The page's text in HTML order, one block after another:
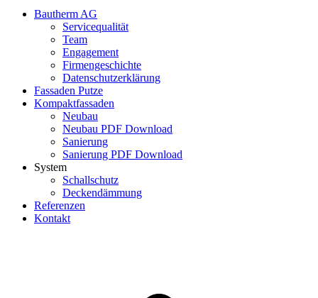
Bautherm AG
Servicequalität
Team
Engagement
Firmengeschichte
Datenschutzerklärung
Fassaden Putze
Kompaktfassaden
Neubau
Neubau PDF Download
Sanierung
Sanierung PDF Download
System
Schallschutz
Deckendämmung
Referenzen
Kontakt